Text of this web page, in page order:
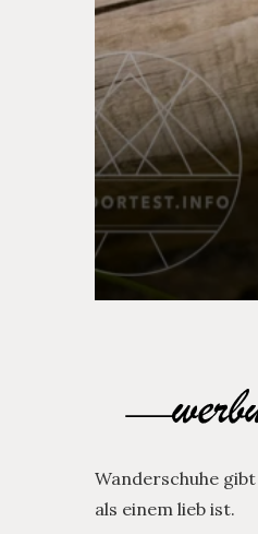
Wanderschuhe
als einem lieb ist.